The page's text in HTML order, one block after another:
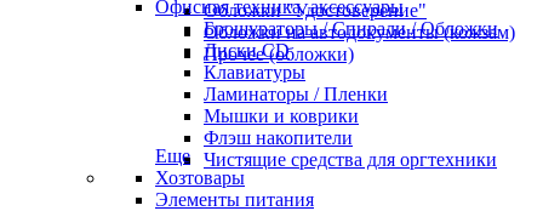
Обложки "Удостоверение"
Обложки на автодокументы (кожзам)
Прочее (обложки)
Офисная техника, аксессуары
Брошураторы / Спирали / Обложки
Диски CD
Клавиатуры
Ламинаторы / Пленки
Мышки и коврики
Флэш накопители
Чистящие средства для оргтехники
Еще
Хозтовары
Элементы питания